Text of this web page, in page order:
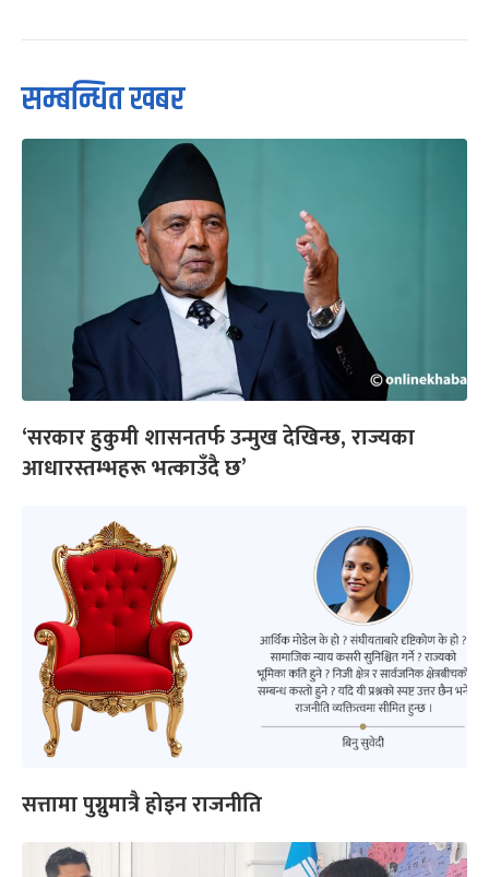
सम्बन्धित खबर
‘सरकार हुकुमी शासनतर्फ उन्मुख देखिन्छ, राज्यका
आधारस्तम्भहरू भत्काउँदै छ’
सत्तामा पुग्नुमात्रै होइन राजनीति